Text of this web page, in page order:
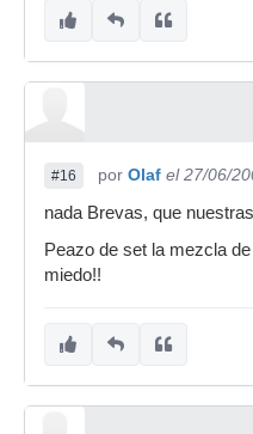
#16 por Olaf el 27/06/
nada Brevas, que
Peazo de set la mezcla
miedo!!